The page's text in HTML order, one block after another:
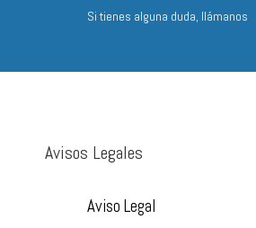
Si tienes alguna duda, llámanos
Avisos Legales
Aviso Legal